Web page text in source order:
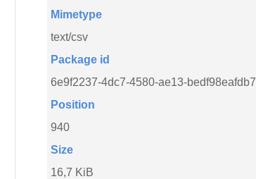
Mimetype
text/csv
Package id
6e9f2237-4dc7-4580-ae13-bedf98eafdb7
Position
940
Size
16,7 KiB